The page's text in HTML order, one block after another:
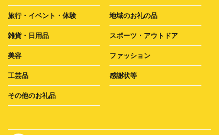
旅行・イベント・体験 地域のお礼の品
雑貨・日用品 スポーツ・アウトドア
美容 ファッション
工芸品 感謝状等
その他のお礼品